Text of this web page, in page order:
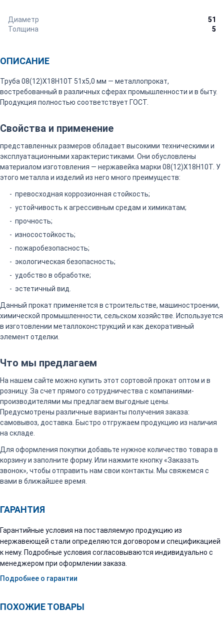
Диаметр
51
Толщина
5
ОПИСАНИЕ
Труба 08(12)Х18Н10Т 51х5,0 мм — металлопрокат,
востребованный в различных сферах промышленности и в быту.
Продукция полностью соответствует ГОСТ.
Свойства и применение
представленных размеров обладает высокими техническими и
эксплуатационными характеристиками. Они обусловлены
материалом изготовления — нержавейка марки 08(12)Х18Н10Т. У
этого металла и изделий из него много преимуществ:
превосходная коррозионная стойкость;
устойчивость к агрессивным средам и химикатам;
прочность;
износостойкость;
пожаробезопасность;
экологическая безопасность;
удобство в обработке;
эстетичный вид.
Данный прокат применяется в строительстве, машиностроении,
химической промышленности, сельском хозяйстве. Используется
в изготовлении металлоконструкций и как декоративный
элемент отделки.
Что мы предлагаем
На нашем сайте можно купить этот сортовой прокат оптом и в
розницу. За счет прямого сотрудничества с компаниями-
производителями мы предлагаем выгодные цены.
Предусмотрены различные варианты получения заказа:
самовывоз, доставка. Быстро отгружаем продукцию из наличия
на складе.
Для оформления покупки добавьте нужное количество товара в
корзину и заполните форму. Или нажмите кнопку «Заказать
звонок», чтобы отправить нам свои контакты. Мы свяжемся с
вами в ближайшее время.
ГАРАНТИЯ
Гарантийные условия на поставляемую продукцию из
нержавеющей стали определяются договором и спецификацией
к нему. Подробные условия согласовываются индивидуально с
менеджером при оформлении заказа.
Подробнее о гарантии
ПОХОЖИЕ ТОВАРЫ